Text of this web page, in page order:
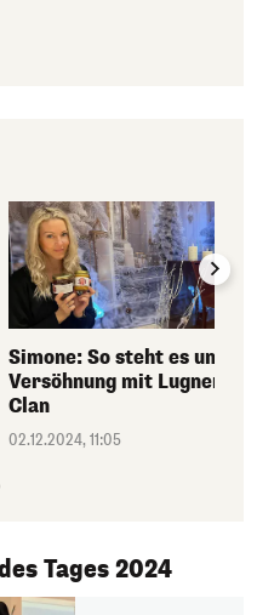
Simone: So steht es um
Versöhnung mit Lugner-
Clan
02.12.2024, 11:05
Tages 2024